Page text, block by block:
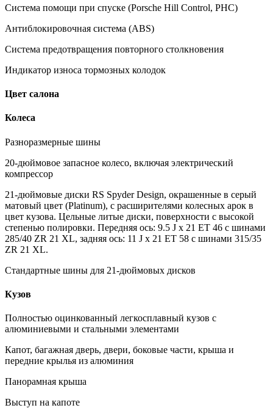
Система помощи при спуске (Porsche Hill Control, PHC)
Антиблокировочная система (ABS)
Система предотвращения повторного столкновения
Индикатор износа тормозных колодок
Цвет салона
Колеса
Разноразмерные шины
20-дюймовое запасное колесо, включая электрический
компрессор
21-дюймовые диски RS Spyder Design, окрашенные в серый
матовый цвет (Platinum), с расширителями колесных арок в
цвет кузова. Цельные литые диски, поверхности с высокой
степенью полировки. Передняя ось: 9.5 J x 21 ET 46 с шинами
285/40 ZR 21 XL, задняя ось: 11 J x 21 ET 58 с шинами 315/35
ZR 21 XL.
Стандартные шины для 21-дюймовых дисков
Кузов
Полностью оцинкованный легкосплавный кузов с
алюминиевыми и стальными элементами
Капот, багажная дверь, двери, боковые части, крыша и
передние крылья из алюминия
Панорамная крыша
Выступ на капоте